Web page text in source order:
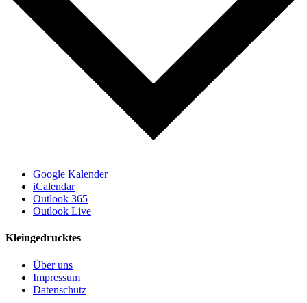
Google Kalender
iCalendar
Outlook 365
Outlook Live
Kleingedrucktes
Über uns
Impressum
Datenschutz